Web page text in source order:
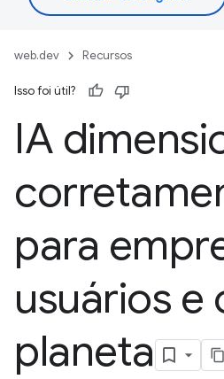
web.dev Recursos
Isso foi útil?
IA
para
usuários e
planeta